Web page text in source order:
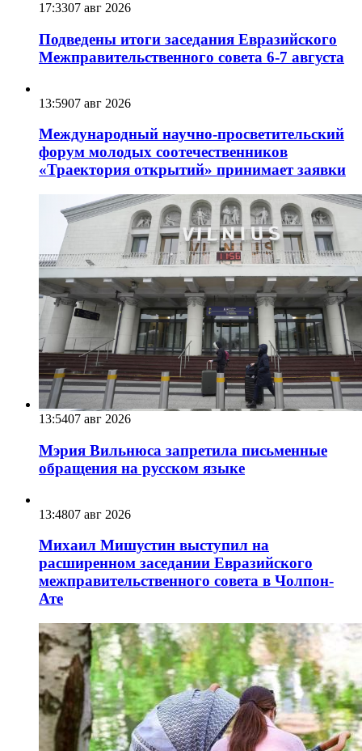
17:3307 авг 2026
Подведены итоги заседания Евразийского
Межправительственного совета 6-7 августа
13:5907 авг 2026
Международный научно-просветительский
форум молодых соотечественников
«Траектория открытий» принимает заявки
13:5407 авг 2026
Мэрия Вильнюса запретила письменные
обращения на русском языке
13:4807 авг 2026
Михаил Мишустин выступил на
расширенном заседании Евразийского
межправительственного совета в Чолпон-
Ате